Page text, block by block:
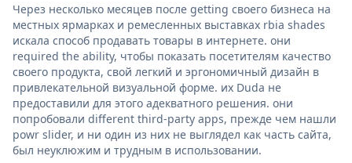
Через несколько месяцев после getting своего бизнеса на
местных ярмарках и ремесленных выставках rbia shades
искала способ продавать товары в интернете. они
required the ability, чтобы показать посетителям качество
своего продукта, свой легкий и эргономичный дизайн в
привлекательной визуальной форме. их Duda не
предоставили для этого адекватного решения. они
попробовали different third-party apps, прежде чем нашли
powr slider, и ни один из них не выглядел как часть сайта,
был неуклюжим и трудным в использовании.